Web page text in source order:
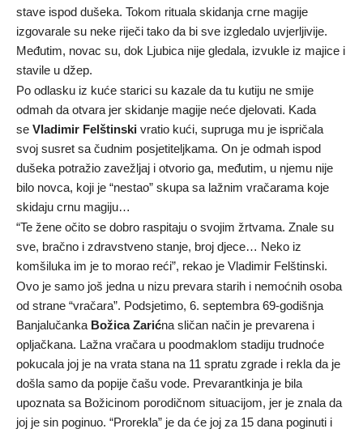
stave ispod dušeka. Tokom rituala skidanja crne magije
izgovarale su neke riječi tako da bi sve izgledalo uvjerljivije.
Međutim, novac su, dok Ljubica nije gledala, izvukle iz majice i
stavile u džep.
Po odlasku iz kuće starici su kazale da tu kutiju ne smije
odmah da otvara jer skidanje magije neće djelovati. Kada
se Vladimir Felštinski vratio kući, supruga mu je ispričala
svoj susret sa čudnim posjetiteljkama. On je odmah ispod
dušeka potražio zavežljaj i otvorio ga, međutim, u njemu nije
bilo novca, koji je “nestao” skupa sa lažnim vračarama koje
skidaju crnu magiju…
“Te žene očito se dobro raspitaju o svojim žrtvama. Znale su
sve, bračno i zdravstveno stanje, broj djece… Neko iz
komšiluka im je to morao reći”, rekao je Vladimir Felštinski.
Ovo je samo još jedna u nizu prevara starih i nemoćnih osoba
od strane “vračara”. Podsjetimo, 6. septembra 69-godišnja
Banjalučanka Božica Zarićna sličan način je prevarena i
opljačkana. Lažna vračara u poodmaklom stadiju trudnoće
pokucala joj je na vrata stana na 11 spratu zgrade i rekla da je
došla samo da popije čašu vode. Prevarantkinja je bila
upoznata sa Božicinom porodičnom situacijom, jer je znala da
joj je sin poginuo. “Prorekla” je da će joj za 15 dana poginuti i